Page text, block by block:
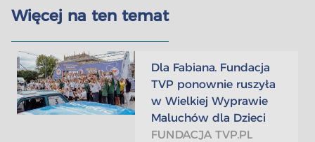
Więcej na ten temat
Dla Fabiana. Fundacja
TVP ponownie ruszyła
w Wielkiej Wyprawie
Maluchów dla Dzieci
FUNDACJA TVP.PL